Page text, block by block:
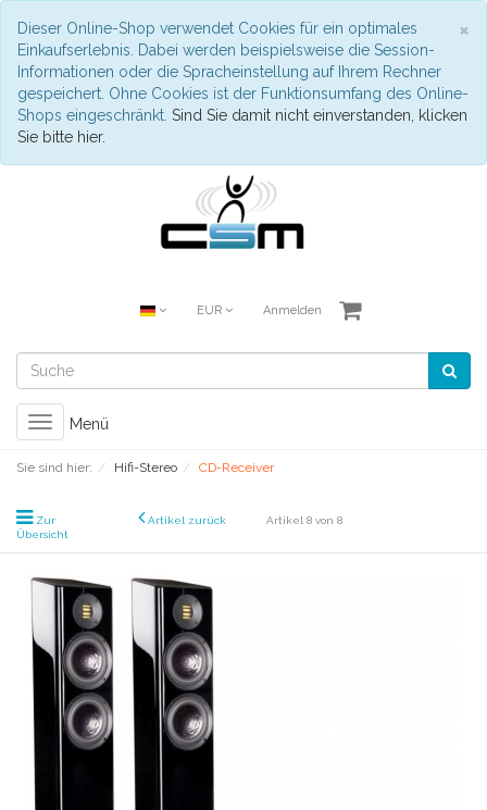
×
Dieser Online-Shop verwendet Cookies für ein optimales
Einkaufserlebnis. Dabei werden beispielsweise die Session-
Informationen oder die Spracheinstellung auf Ihrem Rechner
gespeichert. Ohne Cookies ist der Funktionsumfang des Online-
Shops eingeschränkt. Sind Sie damit nicht einverstanden, klicken
Sie bitte hier.
EUR Anmelden
Toggle
navigation
Menü
Sie sind hier: Hifi-Stereo CD-Receiver
Zur
Übersicht
Artikel zurück Artikel 8 von 8